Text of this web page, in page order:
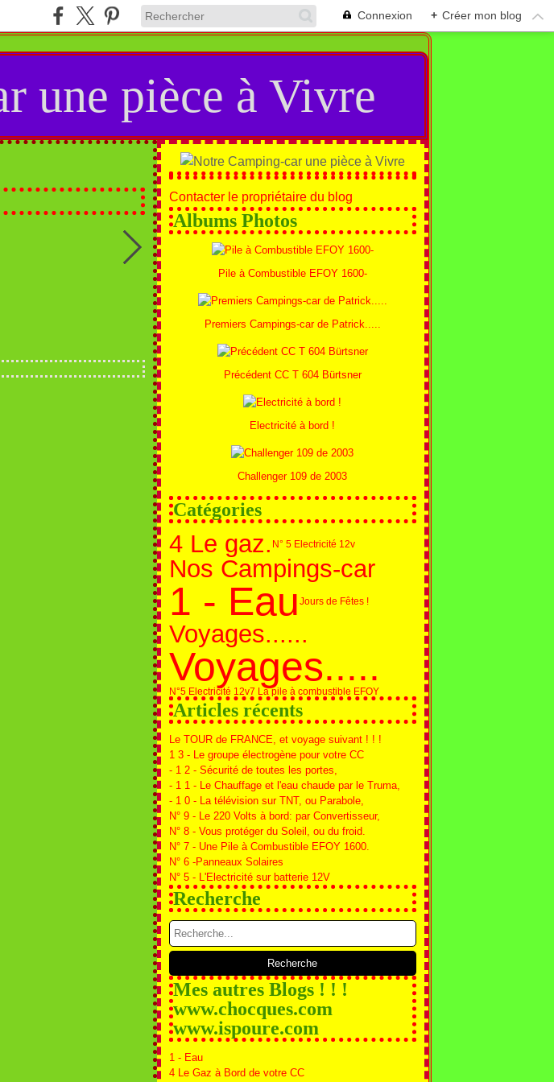
Connexion + Créer mon blog
une pièce à Vivre
Contacter le propriétaire du blog
Albums Photos
Pile à Combustible EFOY 1600-
Premiers Campings-car de Patrick.....
Précédent CC T 604 Bürtsner
Electricité à bord !
Challenger 109 de 2003
Catégories
4 Le gaz. N° 5 Electricité 12v
Nos Campings-car
1 - Eau Jours de Fêtes !
Voyages......
Voyages.....
N°5 Electricité 12v7 La pile à combustible EFOY
Articles récents
Le TOUR de FRANCE, et voyage suivant ! ! !
1 3 - Le groupe électrogène pour votre CC
- 1 2 - Sécurité de toutes les portes,
- 1 1 - Le Chauffage et l'eau chaude par le Truma,
- 1 0 - La télévision sur TNT, ou Parabole,
N° 9 - Le 220 Volts à bord: par Convertisseur,
N° 8 - Vous protéger du Soleil, ou du froid.
N° 7 - Une Pile à Combustible EFOY 1600.
N° 6 -Panneaux Solaires
N° 5 - L'Electricité sur batterie 12V
Recherche
Mes autres Blogs ! ! !
www.chocques.com
www.ispoure.com
1 - Eau
4 Le Gaz à Bord de votre CC